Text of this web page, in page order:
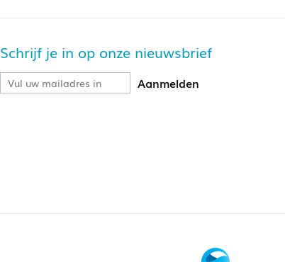
Schrijf je in op onze nieuwsbrief